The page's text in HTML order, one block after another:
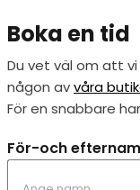
Boka en tid
Du vet väl om att vi
någon avvåra
För en snabbare
För-och